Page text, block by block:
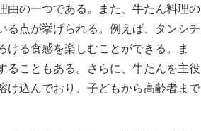
由の一つである。また、牛たん料理の
る点が挙げられる。例えば、タンシチ
ける食感を楽しむことができる。ま
ることもある。さらに、牛たんを主役
け込んでおり、子どもから高齢者まで